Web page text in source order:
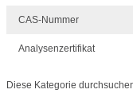
CAS-Nummer
Analysenzertifikat
Diese Kategorie